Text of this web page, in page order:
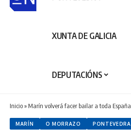
XUNTA DE GALICIA
DEPUTACIÓNS
Inicio» Marín volverá facer bailar a toda España cunha
MARÍN O MORRAZO PONTEVEDRA